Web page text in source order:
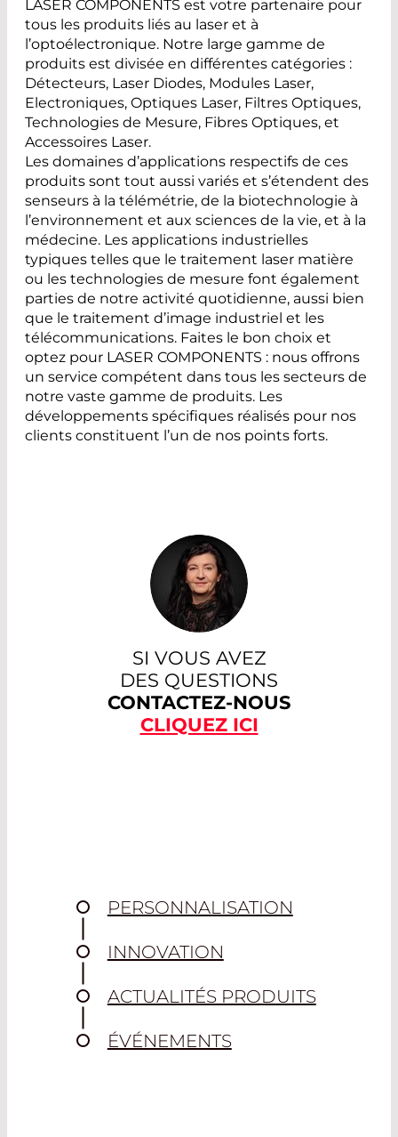
LASER COMPONENTS est votre partenaire pour
tous les produits liés au laser et à
l’optoélectronique. Notre large gamme de
produits est divisée en différentes catégories :
Détecteurs, Laser Diodes, Modules Laser,
Electroniques, Optiques Laser, Filtres Optiques,
Technologies de Mesure, Fibres Optiques, et
Accessoires Laser.
Les domaines d’applications respectifs de ces
produits sont tout aussi variés et s’étendent des
senseurs à la télémétrie, de la biotechnologie à
l’environnement et aux sciences de la vie, et à la
médecine. Les applications industrielles
typiques telles que le traitement laser matière
ou les technologies de mesure font également
parties de notre activité quotidienne, aussi bien
que le traitement d’image industriel et les
télécommunications. Faites le bon choix et
optez pour LASER COMPONENTS : nous offrons
un service compétent dans tous les secteurs de
notre vaste gamme de produits. Les
développements spécifiques réalisés pour nos
clients constituent l’un de nos points forts.
SI VOUS AVEZ
DES QUESTIONS
CONTACTEZ-NOUS
CLIQUEZ ICI
PERSONNALISATION
INNOVATION
ACTUALITÉS PRODUITS
ÉVÉNEMENTS